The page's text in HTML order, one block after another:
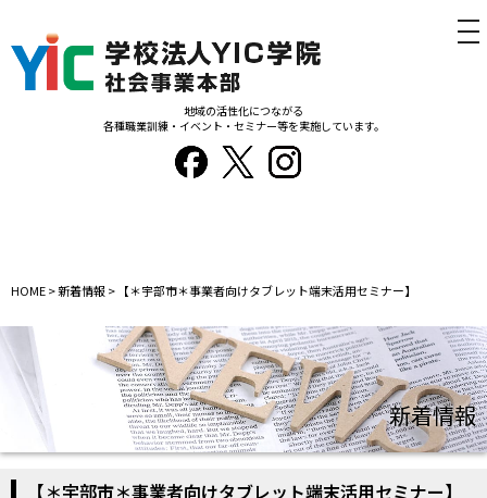
地域の活性化につながる
各種職業訓練・イベント・セミナー等を実施しています。
HOME>新着情報> 【＊宇部市＊事業者向けタブレット端末活用セミナー】
新着情報
【＊宇部市＊事業者向けタブレット端末活用セミナー】